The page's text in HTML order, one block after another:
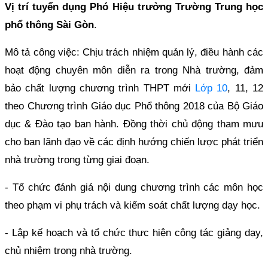
Vị trí tuyển dụng Phó Hiệu trưởng Trường Trung học
phổ thông Sài Gòn.
Mô tả công việc: Chịu trách nhiệm quản lý, điều hành các
hoạt động chuyên môn diễn ra trong Nhà trường, đảm
bảo chất lượng chương trình THPT mới Lớp 10, 11, 12
theo Chương trình Giáo dục Phổ thông 2018 của Bộ Giáo
dục & Đào tạo ban hành. Đồng thời chủ động tham mưu
cho ban lãnh đạo về các định hướng chiến lược phát triển
nhà trường trong từng giai đoạn.
- Tổ chức đánh giá nội dung chương trình các môn học
theo phạm vi phụ trách và kiểm soát chất lượng dạy học.
- Lập kế hoạch và tổ chức thực hiện công tác giảng dạy,
chủ nhiệm trong nhà trường.